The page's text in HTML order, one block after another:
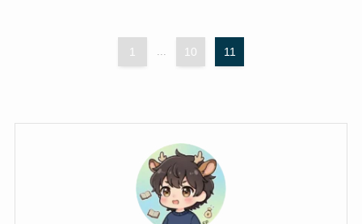
1 10 11